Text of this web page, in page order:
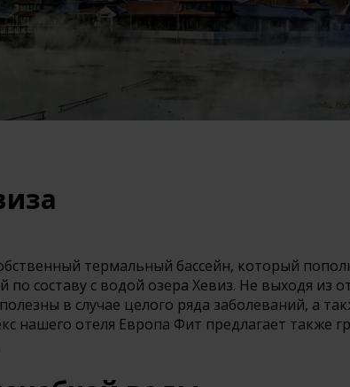
предложение
омоложения»®
термальный бассейн, который
составу с водой озера Хевиз. Не выходя из
в случае целого ряда заболеваний, а
нашего отеля Европа Фит предлагает также